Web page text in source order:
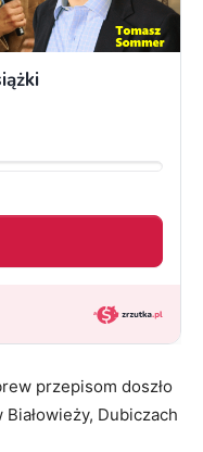
przepisom doszło
Dubiczach